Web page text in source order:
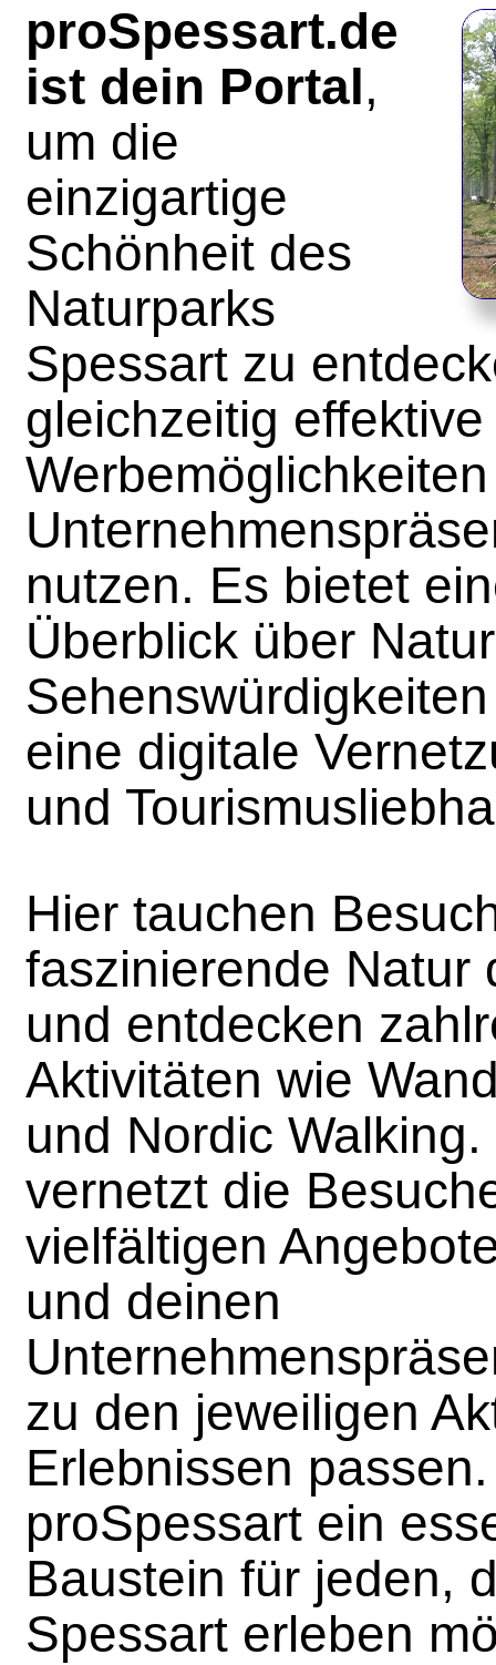
proSpessart.de
ist dein Portal,
um die
einzigartige
Schönheit des
Naturparks
Spessart zu
gleichzeitig effektive
nutzen. Es bietet
Überblick über
eine digitale
und
Hier tauchen
faszinierende Natur
und entdecken
Aktivitäten wie
und Nordic
vernetzt die
vielfältigen
und deinen
zu den jeweiligen
Erlebnissen
proSpessart ein
Baustein für jeden,
Spessart erleben